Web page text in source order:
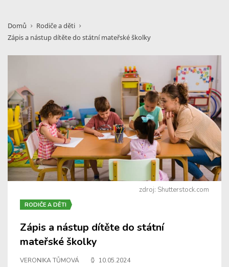
Domů
Rodiče a děti
Zápis a nástup dítěte do státní mateřské školky
zdroj: Shutterstock.com
RODIČE A DĚTI
Zápis a nástup dítěte do státní
mateřské školky
VERONIKA TŮMOVÁ 10.05.2024